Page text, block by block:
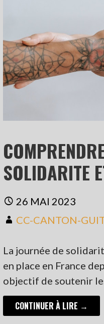
SOLIDARITE
26 MAI 2023
CC-CANTON-
La journée de
en place en France
objectif de soutenir
CONTINUER À LIRE →